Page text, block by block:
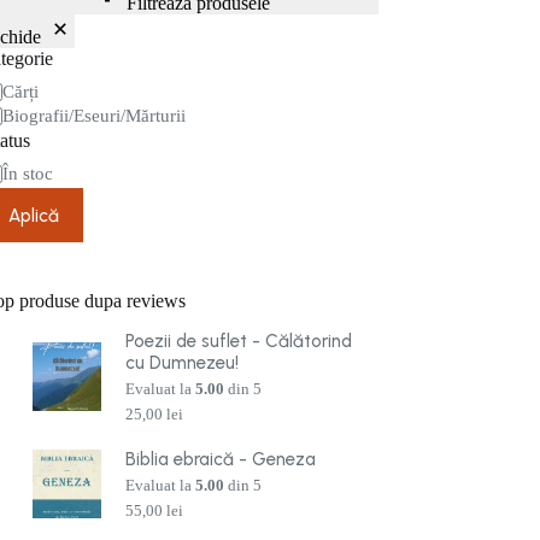
Cărți
Biografii/Eseuri/Mărturii
În stoc
Aplică
produse dupa reviews
Poezii de suflet - Călătorind
cu Dumnezeu!
Evaluat la5.00 din 5
25,00lei
Biblia ebraică - Geneza
Evaluat la5.00 din 5
55,00lei